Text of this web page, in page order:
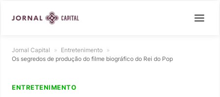
Jornal Capital » Entretenimento »
Os segredos de produção do filme biográfico do Rei do Pop
ENTRETENIMENTO